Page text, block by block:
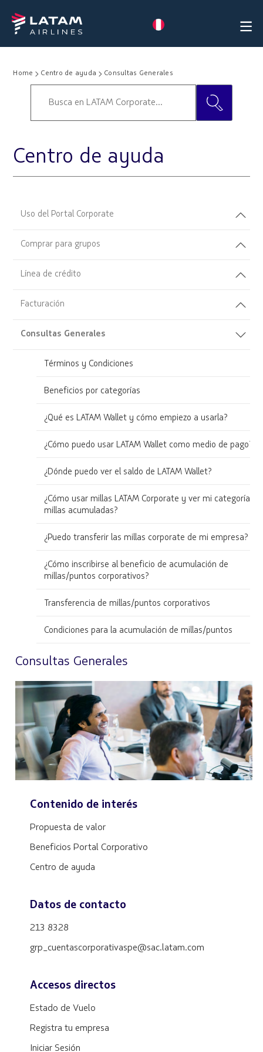
Home Centro de ayuda Consultas Generales
Centro de ayuda
Uso del Portal Corporate
Comprar para grupos
Línea de crédito
Facturación
Consultas Generales
Términos y Condiciones
Beneficios por categorías
¿Qué es LATAM Wallet y cómo empiezo a usarla?
¿Cómo puedo usar LATAM Wallet como medio de pago?
¿Dónde puedo ver el saldo de LATAM Wallet?
¿Cómo usar millas LATAM Corporate y ver mi categoría y
millas acumuladas?
¿Puedo transferir las millas corporate de mi empresa?
¿Cómo inscribirse al beneficio de acumulación de
millas/puntos corporativos?
Transferencia de millas/puntos corporativos
Condiciones para la acumulación de millas/puntos
Consultas Generales
Contenido de interés
Propuesta de valor
Beneficios Portal Corporativo
Centro de ayuda
Datos de contacto
213 8328
grp_cuentascorporativaspe@sac.latam.com
Accesos directos
Estado de Vuelo
Registra tu empresa
Iniciar Sesión